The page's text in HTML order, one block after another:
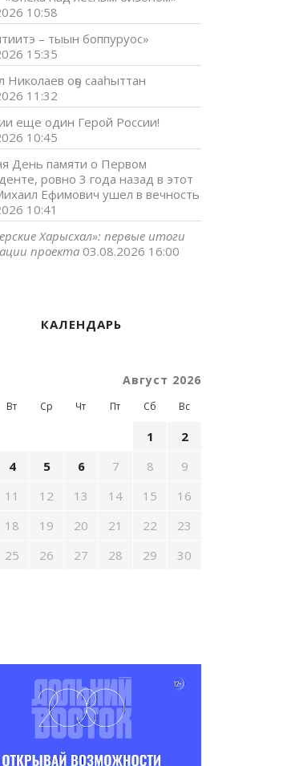
10:58
– тыын боппуруос»
15:35
Николаев оҕо сааһыттан
11:32
еще один Герой России!
10:45
День памяти о Первом
ровно 3 года назад в этот
Ефимович ушел в вечность
10:41
Харысхал»: первые итоги
проекта 03.08.2026 16:00
КАЛЕНДАРЬ
Август 2026
Вт Ср Чт Пт Сб Вс
1
2
4 5 6 7 8
9
11 12 13 14 15
16
18 19 20 21 22
23
25 26 27 28 29
30